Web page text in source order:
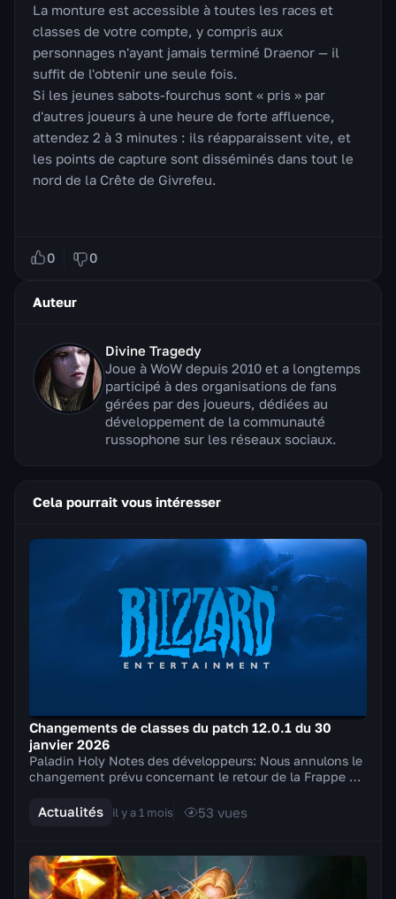
La monture est accessible à toutes les races et
classes de votre compte, y compris aux
personnages n'ayant jamais terminé Draenor — il
suffit de l'obtenir une seule fois.
Si les jeunes sabots-fourchus sont « pris » par
d'autres joueurs à une heure de forte affluence,
attendez 2 à 3 minutes : ils réapparaissent vite, et
les points de capture sont disséminés dans tout le
nord de la Crête de Givrefeu.
0 0
Auteur
Divine Tragedy
Joue à WoW depuis 2010 et a longtemps
participé à des organisations de fans
gérées par des joueurs, dédiées au
développement de la communauté
russophone sur les réseaux sociaux.
Cela pourrait vous intéresser
Changements de classes du patch 12.0.1 du 30
janvier 2026
Paladin Holy Notes des développeurs: Nous annulons le
changement prévu concernant le retour de la Frappe du
Actualités il y a 1 mois 53 vues